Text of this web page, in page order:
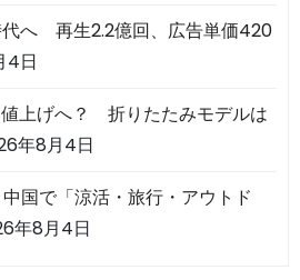
へ 再生2.2億回、広告単価420
4日
値上げへ？ 折りたたみモデルは
年8月4日
国で「涼活・旅行・アウトド
年8月4日